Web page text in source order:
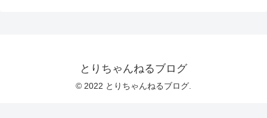
とりちゃんねるブログ
© 2022 とりちゃんねるブログ.